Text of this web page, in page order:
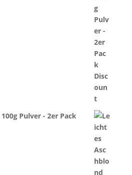
Pulver - 2er Pack